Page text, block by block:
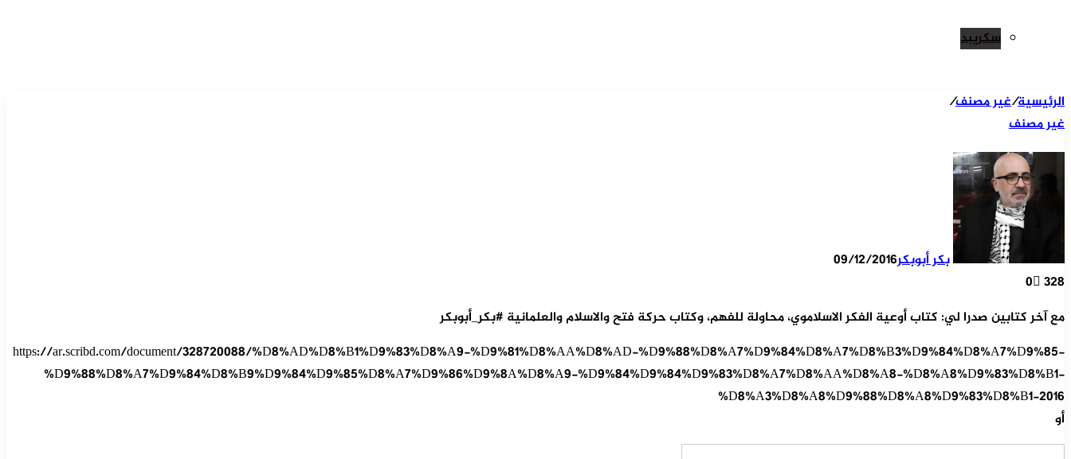
سكريبد
الرئيسية/غير مصنف/
غير مصنف
بكر أبوبكر09/12/2016
0 328
مع آخر كتابين صدرا لي: كتاب أوعية الفكر الاسلاموي، محاولة للفهم، وكتاب حركة فتح والاسلام والعلمانية #بكر_أبوبكر
https://ar.scribd.com/document/328720088/%D8%AD%D8%B1%D9%83%D8%A9-%D9%81%D8%AA%D8%AD-%D9%88%D8%A7%D9%84%D8%A7%D8%B3%D9%84%D8%A7%D9%85-
%D9%88%D8%A7%D9%84%D8%B9%D9%84%D9%85%D8%A7%D9%86%D9%8A%D8%A9-%D9%84%D9%84%D9%83%D8%A7%D8%AA%D8%A8-%D8%A8%D9%83%D8%B1-
%D8%A3%D8%A8%D9%88%D8%A8%D9%83%D8%B1-2016
أو